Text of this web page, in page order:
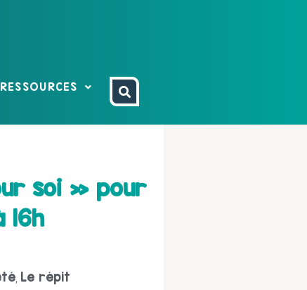
RESSOURCES
soi » pour
, Le répit